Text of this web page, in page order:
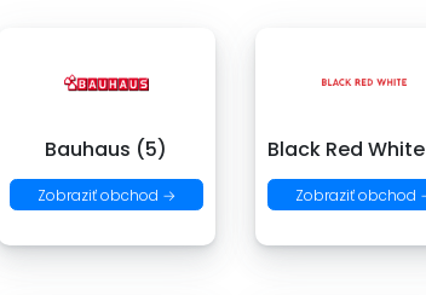
Bauhaus (5)
Zobraziť obchod →
Black Red
Zobraziť obchod